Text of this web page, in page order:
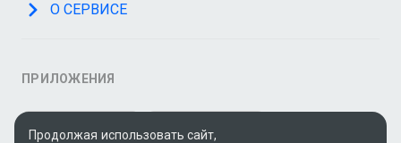
О СЕРВИСЕ
ПРИЛОЖЕНИЯ
Продолжая использовать сайт,